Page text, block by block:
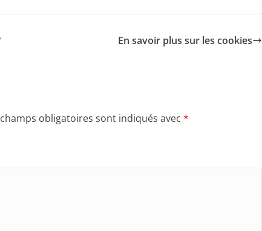
En savoir plus sur les cookies
obligatoires sont indiqués avec *